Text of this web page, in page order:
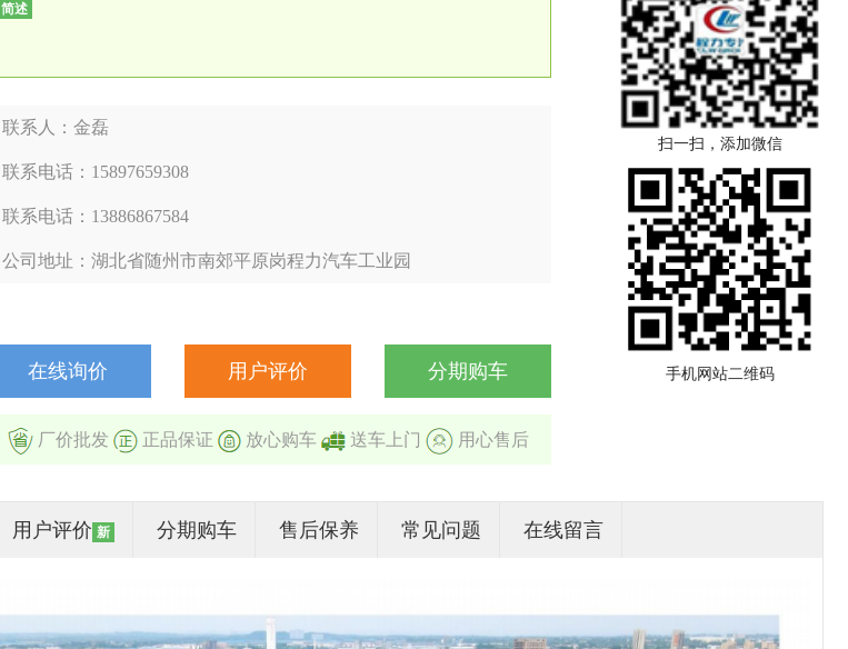
简述
联系人：金磊
联系电话：15897659308
联系电话：13886867584
公司地址：湖北省随州市南郊平原岗程力汽车工业园
在线询价 用户评价 分期购车
厂价批发 正品保证 放心购车 送车上门 用心售后
扫一扫，添加微信
手机网站二维码
用户评价 新 分期购车 售后保养 常见问题 在线留言